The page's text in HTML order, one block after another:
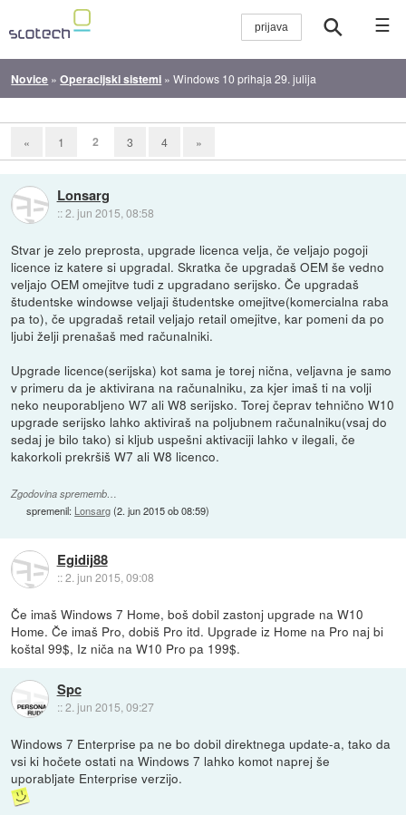
☰
Novice »Operacijski sistemi »Windows 10 prihaja 29. julija
« 1 2 3 4 »
Lonsarg
::2. jun 2015, 08:58
Stvar je zelo preprosta, upgrade licenca velja, če veljajo pogoji
licence iz katere si upgradal. Skratka če upgradaš OEM še vedno
veljajo OEM omejitve tudi z upgradano serijsko. Če upgradaš
študentske windowse veljaji študentske omejitve(komercialna raba
pa to), če upgradaš retail veljajo retail omejitve, kar pomeni da po
ljubi želji prenašaš med računalniki.
Upgrade licence(serijska) kot sama je torej nična, veljavna je samo
v primeru da je aktivirana na računalniku, za kjer imaš ti na volji
neko neuporabljeno W7 ali W8 serijsko. Torej čeprav tehnično W10
upgrade serijsko lahko aktiviraš na poljubnem računalniku(vsaj do
sedaj je bilo tako) si kljub uspešni aktivaciji lahko v ilegali, če
kakorkoli prekršiš W7 ali W8 licenco.
Zgodovina sprememb…
spremenil: Lonsarg(2. jun 2015 ob 08:59)
Egidij88
::2. jun 2015, 09:08
Če imaš Windows 7 Home, boš dobil zastonj upgrade na W10
Home. Če imaš Pro, dobiš Pro itd. Upgrade iz Home na Pro naj bi
koštal 99$, Iz niča na W10 Pro pa 199$.
Spc
::2. jun 2015, 09:27
Windows 7 Enterprise pa ne bo dobil direktnega update-a, tako da
vsi ki hočete ostati na Windows 7 lahko komot naprej še
uporabljate Enterprise verzijo.